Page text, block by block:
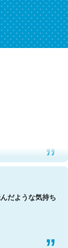
読める人は原文
だような気持ち